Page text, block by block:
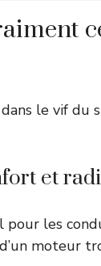
le vif du
et
pour les
moteur